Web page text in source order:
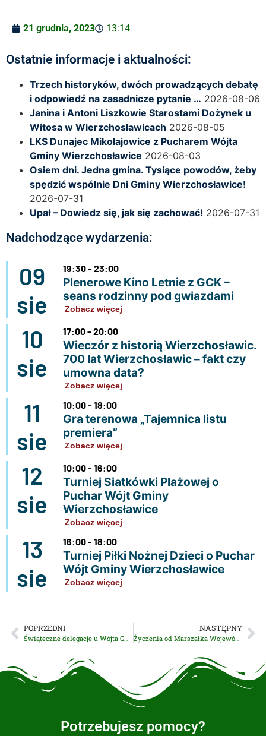
21 grudnia, 2023 13:14
Ostatnie informacje i aktualności:
Trzech historyków, dwóch prowadzących debatę
i odpowiedź na zasadnicze pytanie … 2026-08-06
Janina i Antoni Liszkowie Starostami Dożynek u
Witosa w Wierzchosławicach 2026-08-05
LKS Dunajec Mikołajowice z Pucharem Wójta
Gminy Wierzchosławice 2026-08-03
Osiem dni. Jedna gmina. Tysiące powodów, żeby
spędzić wspólnie Dni Gminy Wierzchosławice!
2026-07-31
Upał – Dowiedz się, jak się zachować! 2026-07-31
Nadchodzące wydarzenia:
09
sie
19:30 - 23:00
Plenerowe Kino Letnie z GCK –
seans rodzinny pod gwiazdami
Zobacz więcej
10
sie
17:00 - 20:00
Wieczór z historią Wierzchosławic.
700 lat Wierzchosławic – fakt czy
umowna data?
Zobacz więcej
11
sie
10:00 - 18:00
Gra terenowa „Tajemnica listu
premiera”
Zobacz więcej
12
sie
10:00 - 16:00
Turniej Siatkówki Plażowej o
Puchar Wójt Gminy
Wierzchosławice
Zobacz więcej
13
sie
16:00 - 18:00
Turniej Piłki Nożnej Dzieci o Puchar
Wójt Gminy Wierzchosławice
Zobacz więcej
POPRZEDNI
Świąteczne delegacje u Wójta Gminy Wierzchosławice!
NASTĘPNY
Życzenia od Marszałka Województwa Małopolskiego!
Potrzebujesz pomocy?